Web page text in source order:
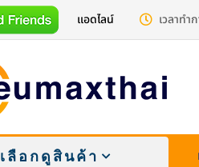
แอดไลน์ เวลาท
เลือกดูสินค้า